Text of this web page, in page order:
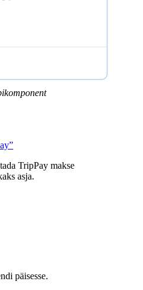
TripPay makse
asja.
päisesse.